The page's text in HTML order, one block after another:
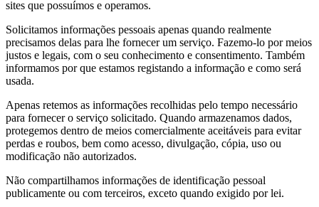
sites que possuímos e operamos.
Solicitamos informações pessoais apenas quando realmente
precisamos delas para lhe fornecer um serviço. Fazemo-lo por meios
justos e legais, com o seu conhecimento e consentimento. Também
informamos por que estamos registando a informação e como será
usada.
Apenas retemos as informações recolhidas pelo tempo necessário
para fornecer o serviço solicitado. Quando armazenamos dados,
protegemos dentro de meios comercialmente aceitáveis ​​para evitar
perdas e roubos, bem como acesso, divulgação, cópia, uso ou
modificação não autorizados.
Não compartilhamos informações de identificação pessoal
publicamente ou com terceiros, exceto quando exigido por lei.